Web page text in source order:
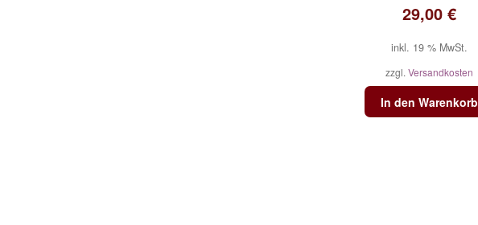
29,00 €
inkl. 19 % MwSt.
zzgl. Versandkosten
In den Warenkorb